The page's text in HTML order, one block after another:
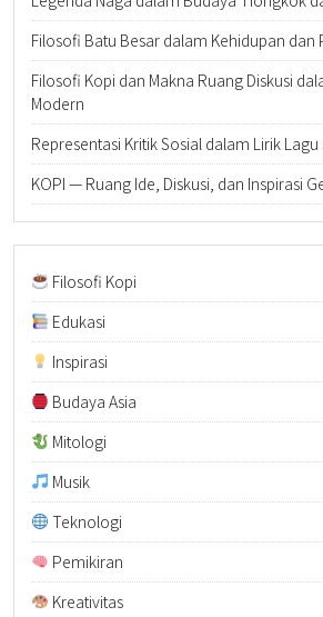
Filosofi Batu Besar dalam Kehidupan dan
Filosofi Kopi dan Makna Ruang Diskusi
Modern
Representasi Kritik Sosial dalam Lirik Lagu
KOPI — Ruang Ide, Diskusi, dan Inspirasi
Filosofi Kopi
Edukasi
Inspirasi
Budaya Asia
Mitologi
Musik
Teknologi
Pemikiran
Kreativitas